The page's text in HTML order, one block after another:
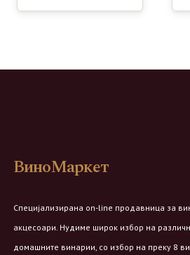
ВиноМаркет
Специјализирана on-line продавница за
акцесоари. Нудиме широк избор на
домашните винарии, со избор на преку 8